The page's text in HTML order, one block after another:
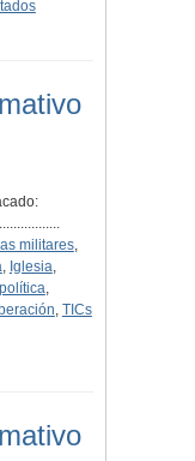
militares,
, Iglesia,
política,
, TICs